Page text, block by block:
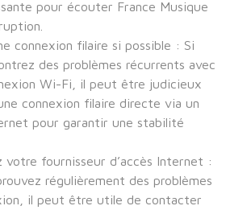
pour écouter France Musique
connexion filaire si possible : Si
des problèmes récurrents avec
Wi-Fi, il peut être judicieux
connexion filaire directe via un
pour garantir une stabilité
votre fournisseur d’accès Internet :
régulièrement des problèmes
il peut être utile de contacter